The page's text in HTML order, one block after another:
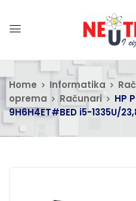
Home Informatika
oprema
Računari
HP
9H6H4ET#BED i5-1335U/